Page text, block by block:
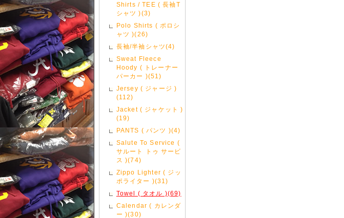
Shirts / TEE ( 長袖T
シャツ )(3)
Polo Shirts ( ポロシ
ャツ )(26)
長袖/半袖シャツ(4)
Sweat Fleece
Hoody ( トレーナー
パーカー )(51)
Jersey ( ジャージ )
(112)
Jacket ( ジャケット )
(19)
PANTS ( パンツ )(4)
Salute To Service (
サルート トゥ サービ
ス )(74)
Zippo Lighter ( ジッ
ポライター )(31)
Towel ( タオル )(69)
Calendar ( カレンダ
ー )(30)